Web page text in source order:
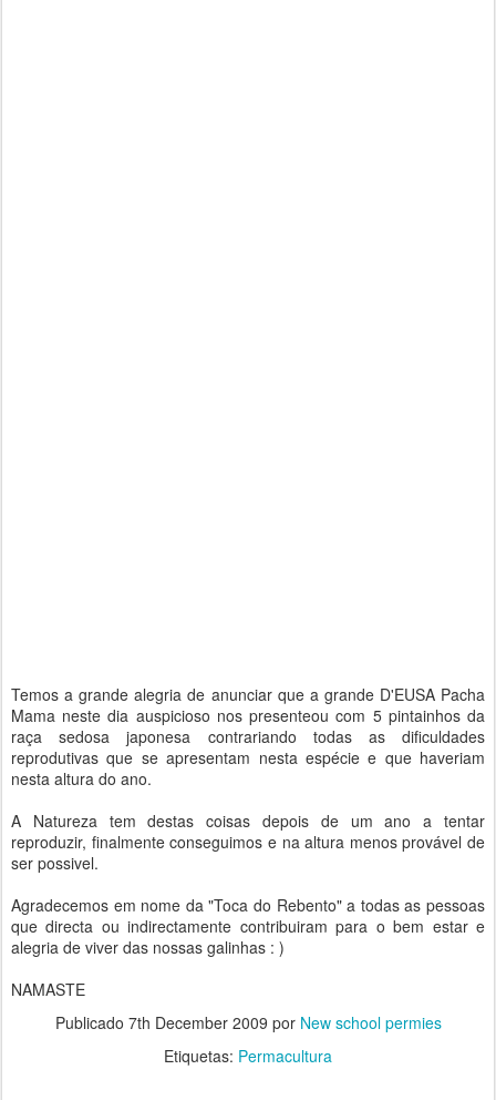
Temos a grande alegria de anunciar que a grande D'EUSA Pacha
Mama neste dia auspicioso nos presenteou com 5 pintainhos da
raça sedosa japonesa contrariando todas as dificuldades
reprodutivas que se apresentam nesta espécie e que haveriam
nesta altura do ano.
A Natureza tem destas coisas depois de um ano a tentar
reproduzir, finalmente conseguimos e na altura menos provável de
ser possivel.
Agradecemos em nome da "Toca do Rebento" a todas as pessoas
que directa ou indirectamente contribuiram para o bem estar e
alegria de viver das nossas galinhas : )
NAMASTE
Publicado 7th December 2009 por New school permies
Etiquetas: Permacultura